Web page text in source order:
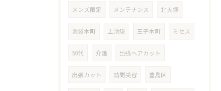
メンズ限定 メンテナンス 北大塚
池袋本町 上池袋 王子本町 ミセス
50代 介護 出張ヘアカット
出張カット 訪問美容 豊島区